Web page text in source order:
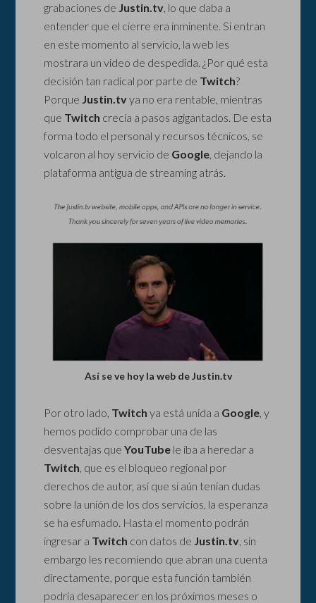
grabaciones de Justin.tv, lo que daba a
entender que el cierre era inminente. Si entran
en este momento al servicio, la web les
mostrara un video de despedida. ¿Por qué esta
decisión tan radical por parte de Twitch?
Porque Justin.tvya no era rentable, mientras
que Twitch crecía a pasos agigantados. De esta
forma todo el personal y recursos técnicos, se
volcaron al hoy servicio de Google, dejando la
plataforma antigua de streaming atrás.
Así se ve hoy la web de Justin.tv
Por otro lado, Twitch ya está unida a Google , y
hemos podido comprobar una de las
desventajas queYouTube le iba a heredar a
Twitch , que es el bloqueo regional por
derechos de autor, así que si aún tenían dudas
sobre la unión de los dos servicios, la esperanza
se ha esfumado. Hasta el momento podrán
ingresar a Twitch con datos de Justin.tv , sin
embargo les recomiendo que abran una cuenta
directamente, porque esta función también
podría desaparecer en los próximos meses o